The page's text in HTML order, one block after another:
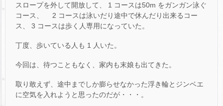
スロープを外して開放して、 1 コースは50m をガンガン泳ぐ
コース、 2 コースは泳いだり途中で休んだり出来るコー
ス、 3 コースは歩く人専用になっていた。
丁度、歩いている人も 1 人いた。
今回は、待つこともなく、家内も末娘も出てきた。
取り敢えず、途中までしか膨らせなかった浮き輪とジンベエ
に空気を入れようと思ったのだが・・・。